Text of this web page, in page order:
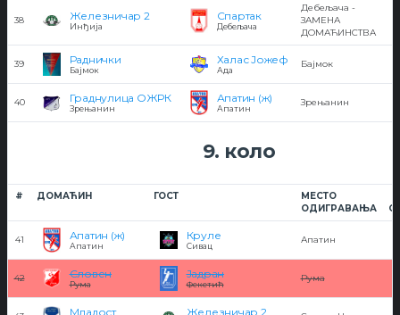
38 Железничар 2
Инђија
Спартак
Дебељача
Дебељача -
ЗАМЕНА
ДОМАЋИНСТВА
39 Раднички
Бајмок
Халас Јожеф
Ада
Бајмок
40 Граднулица ОЖРК
Зрењанин
Апатин (ж)
Апатин
Зрењанин
9. коло
# ДОМАЋИН ГОСТ
МЕСТО
ОДИГРАВАЊА
41 Апатин (ж)
Апатин
Круле
Сивац
Апатин
42 Словен
Рума
Јадран
Фекетић
Рума
Младост Железничар 2